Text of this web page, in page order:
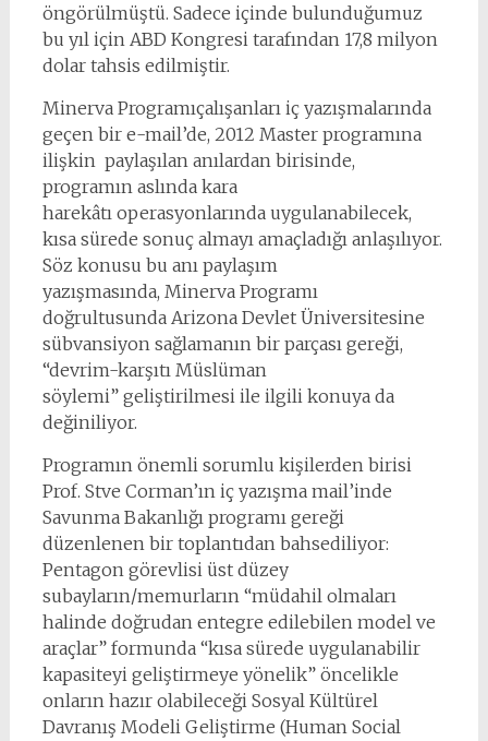
öngörülmüştü. Sadece içinde bulunduğumuz
bu yıl için ABD Kongresi tarafından 17,8 milyon
dolar tahsis edilmiştir.
Minerva Programıçalışanları iç yazışmalarında
geçen bir e-mail’de, 2012 Master programına
ilişkin paylaşılan anılardan birisinde,
programın aslında kara
harekâtı operasyonlarında uygulanabilecek,
kısa sürede sonuç almayı amaçladığı anlaşılıyor.
Söz konusu bu anı paylaşım
yazışmasında, Minerva Programı
doğrultusunda Arizona Devlet Üniversitesine
sübvansiyon sağlamanın bir parçası gereği,
“devrim-karşıtı Müslüman
söylemi” geliştirilmesi ile ilgili konuya da
değiniliyor.
Programın önemli sorumlu kişilerden birisi
Prof. Stve Corman’ın iç yazışma mail’inde
Savunma Bakanlığı programı gereği
düzenlenen bir toplantıdan bahsediliyor:
Pentagon görevlisi üst düzey
subayların/memurların “müdahil olmaları
halinde doğrudan entegre edilebilen model ve
araçlar” formunda “kısa sürede uygulanabilir
kapasiteyi geliştirmeye yönelik” öncelikle
onların hazır olabileceği Sosyal Kültürel
Davranış Modeli Geliştirme (Human Social